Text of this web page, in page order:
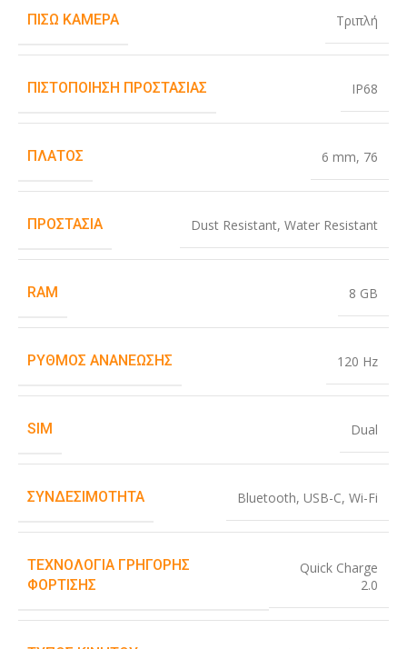
ΠΊΣΩ ΚΆΜΕΡΑ Τριπλή
ΠΙΣΤΟΠΟΊΗΣΗ ΠΡΟΣΤΑΣΊΑΣ IP68
ΠΛΆΤΟΣ 6 mm, 76
ΠΡΟΣΤΑΣΊΑ Dust Resistant, Water Resistant
RAM 8 GB
ΡΥΘΜΌΣ ΑΝΑΝΈΩΣΗΣ 120 Hz
SIM Dual
ΣΥΝΔΕΣΙΜΌΤΗΤΑ Bluetooth, USB-C, Wi-Fi
ΤΕΧΝΟΛΟΓΊΑ ΓΡΉΓΟΡΗΣ
ΦΌΡΤΙΣΗΣ
Quick Charge
2.0